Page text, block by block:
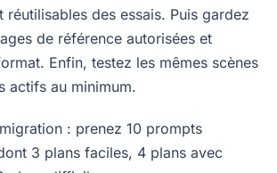
réutilisables des essais. Puis gardez
de référence autorisées et
Enfin, testez les mêmes scènes
actifs au minimum.
: prenez 10 prompts
3 plans faciles, 4 plans avec